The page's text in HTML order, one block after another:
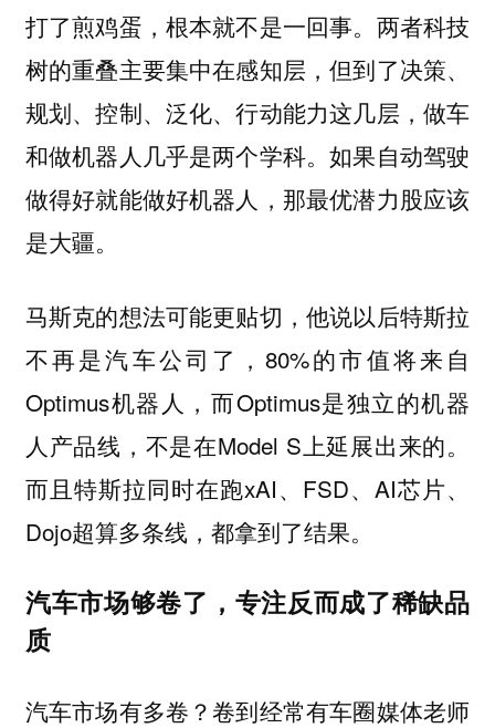
打了煎鸡蛋，根本就不是一回事。两者科技
树的重叠主要集中在感知层，但到了决策、
规划、控制、泛化、行动能力这几层，做车
和做机器人几乎是两个学科。如果自动驾驶
做得好就能做好机器人，那最优潜力股应该
是大疆。
马斯克的想法可能更贴切，他说以后特斯拉
不再是汽车公司了，80%的市值将来自
Optimus机器人，而Optimus是独立的机器
人产品线，不是在Model S上延展出来的。
而且特斯拉同时在跑xAI、FSD、AI芯片、
Dojo超算多条线，都拿到了结果。
汽车市场够卷了，专注反而成了稀缺品
质
汽车市场有多卷？卷到经常有车圈媒体老师